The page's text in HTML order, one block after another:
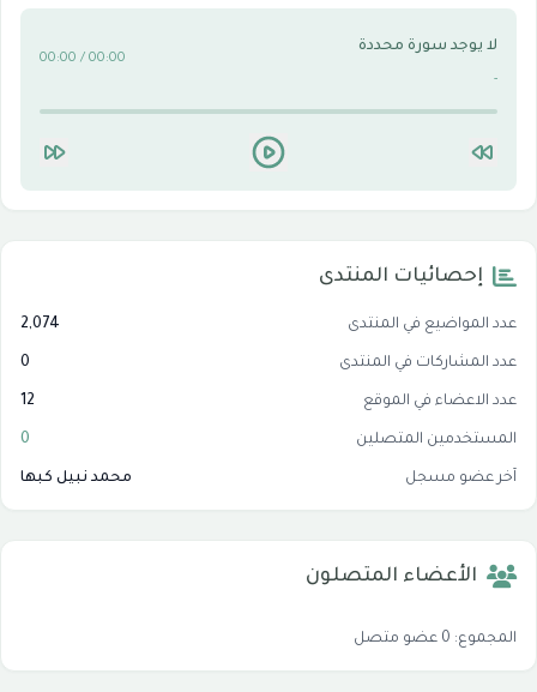
لا يوجد سورة محددة
-
00:00 / 00:00
إحصائيات المنتدى
عدد المواضيع في المنتدى 2,074
عدد المشاركات في المنتدى 0
عدد الاعضاء في الموقع 12
المستخدمين المتصلين 0
آخر عضو مسجل محمد نبيل كبها
الأعضاء المتصلون
المجموع: 0 عضو متصل